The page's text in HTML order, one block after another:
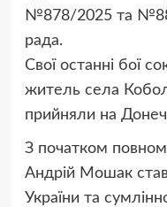
№878/2025 та
рада.
Свої останні бої
житель села
прийняли на
З початком
Андрій Мошак
України та